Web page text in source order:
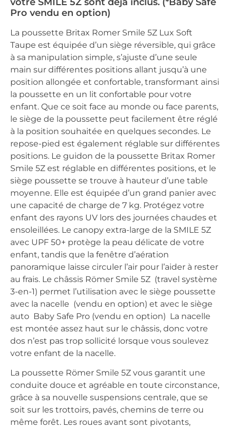
Pro vendu en option)
La poussette Britax Romer Smile 5Z Lux Soft
Taupe est équipée d’un siège réversible, qui grâce
à sa manipulation simple, s’ajuste d’une seule
main sur différentes positions allant jusqu’à une
position allongée et confortable, transformant ainsi
la poussette en un lit confortable pour votre
enfant. Que ce soit face au monde ou face parents,
le siège de la poussette peut facilement être réglé
à la position souhaitée en quelques secondes. Le
repose-pied est également réglable sur différentes
positions. Le guidon de la poussette Britax Romer
Smile 5Z est réglable en différentes positions, et le
siège poussette se trouve à hauteur d’une table
moyenne. Elle est équipée d’un grand panier avec
une capacité de charge de 7 kg. Protégez votre
enfant des rayons UV lors des journées chaudes et
ensoleillées. Le canopy extra-large de la SMILE 5Z
avec UPF 50+ protège la peau délicate de votre
enfant, tandis que la fenêtre d’aération
panoramique laisse circuler l’air pour l’aider à rester
au frais. Le châssis Römer Smile 5Z (travel système
3-en-1) permet l’utilisation avec le siège poussette
avec la nacelle (vendu en option) et avec le siège
auto Baby Safe Pro (vendu en option) La nacelle
est montée assez haut sur le châssis, donc votre
dos n’est pas trop sollicité lorsque vous soulevez
votre enfant de la nacelle.
La poussette Römer Smile 5Z vous garantit une
conduite douce et agréable en toute circonstance,
grâce à sa nouvelle suspensions centrale, que se
soit sur les trottoirs, pavés, chemins de terre ou
même forêt. Les roues avant sont pivotants,